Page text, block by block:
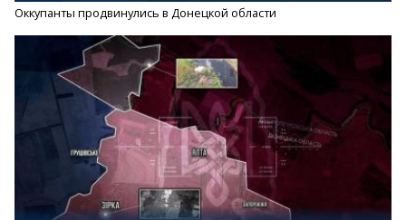
Оккупанты продвинулись в Донецкой области